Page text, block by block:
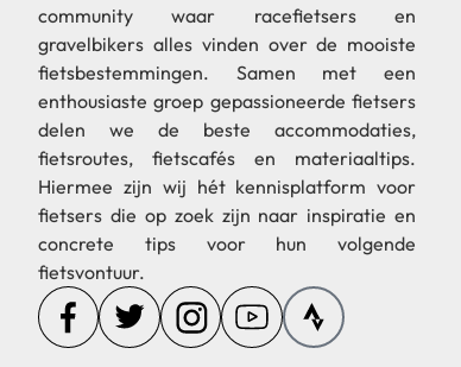
community waar racefietsers en
gravelbikers alles vinden over de mooiste
fietsbestemmingen. Samen met een
enthousiaste groep gepassioneerde fietsers
delen we de beste accommodaties,
fietsroutes, fietscafés en materiaaltips.
Hiermee zijn wij hét kennisplatform voor
fietsers die op zoek zijn naar inspiratie en
concrete tips voor hun volgende
fietsvontuur.